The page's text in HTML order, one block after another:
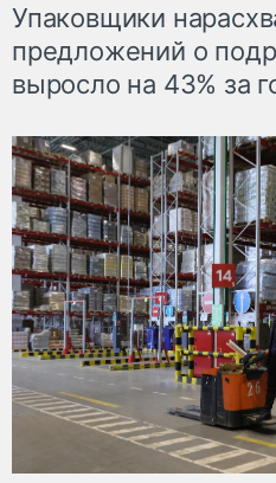
Упаковщики
предложений о
выросло на 43% за